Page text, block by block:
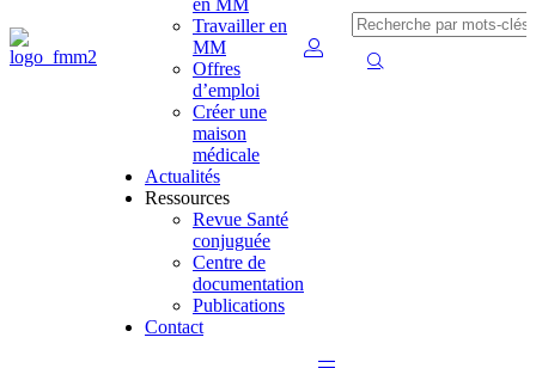
en MM
Travailler en
MM
Offres
d’emploi
Créer une
maison
médicale
Actualités
Ressources
Revue Santé
conjuguée
Centre de
documentation
Publications
Contact